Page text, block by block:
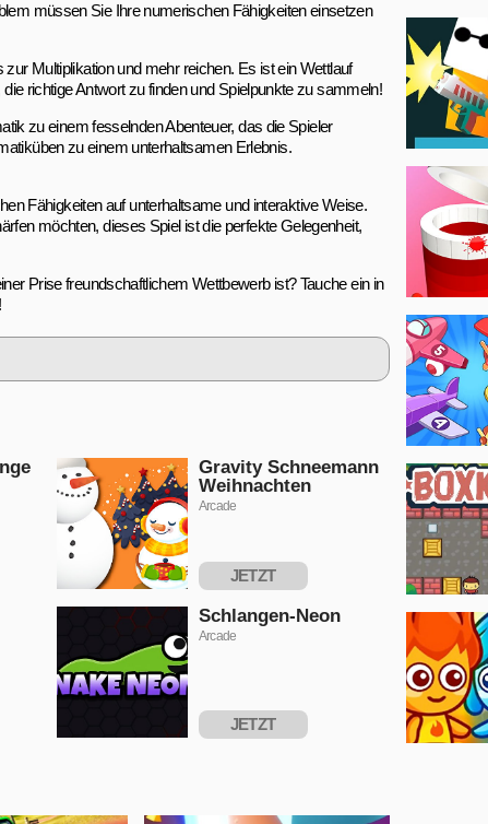
müssen Sie Ihre numerischen Fähigkeiten einsetzen
Multiplikation und mehr reichen. Es ist ein Wettlauf
richtige Antwort zu finden und Spielpunkte zu sammeln!
zu einem fesselnden Abenteuer, das die Spieler
zu einem unterhaltsamen Erlebnis.
Fähigkeiten auf unterhaltsame und interaktive Weise.
möchten, dieses Spiel ist die perfekte Gelegenheit,
Prise freundschaftlichem Wettbewerb ist? Tauche ein in
Gravity Schneemann
Weihnachten
Arcade
JETZT
Schlangen-Neon
Arcade
JETZT